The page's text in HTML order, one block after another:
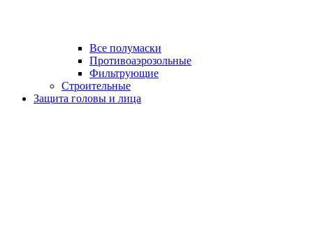
Все полумаски
Противоаэрозольные
Фильтрующие
Строительные
Защита головы и лица